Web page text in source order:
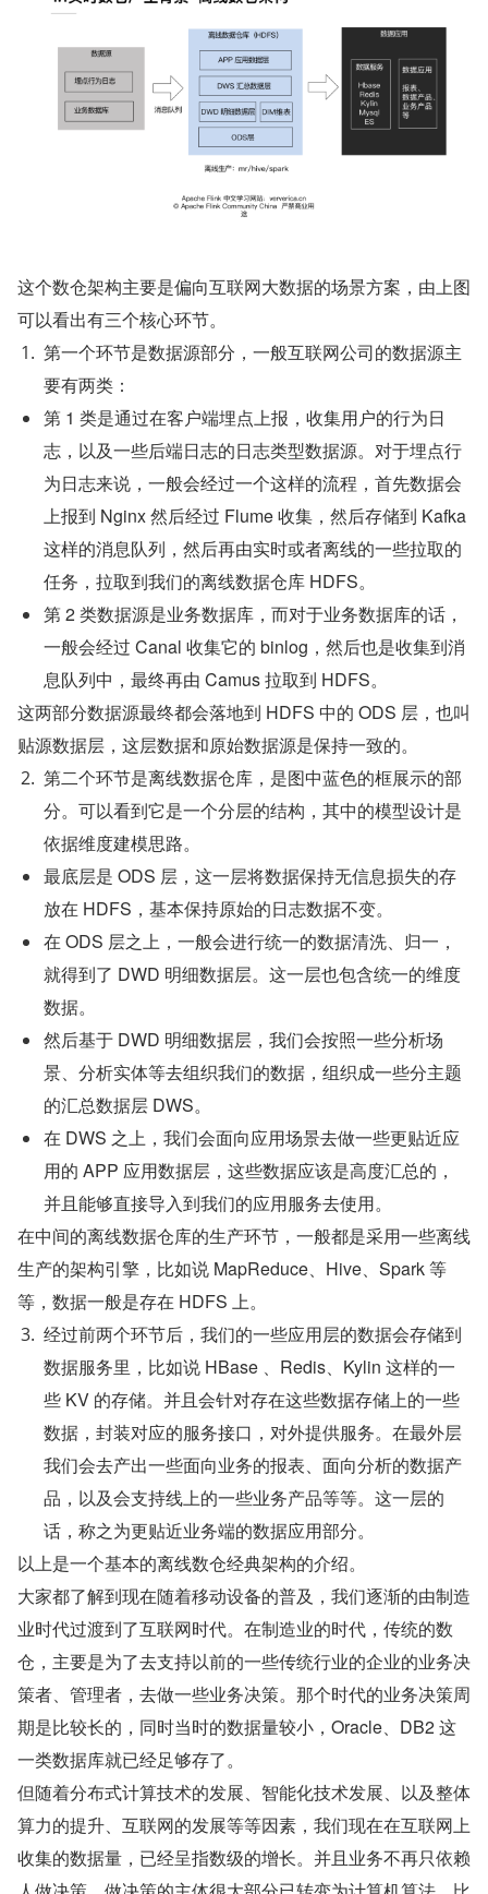
这个数仓架构主要是偏向互联网大数据的场景方案，由上图
可以看出有三个核心环节。
第一个环节是数据源部分，一般互联网公司的数据源主
要有两类：
第 1 类是通过在客户端埋点上报，收集用户的行为日
志，以及一些后端日志的日志类型数据源。对于埋点行
为日志来说，一般会经过一个这样的流程，首先数据会
上报到 Nginx 然后经过 Flume 收集，然后存储到 Kafka
这样的消息队列，然后再由实时或者离线的一些拉取的
任务，拉取到我们的离线数据仓库 HDFS。
第 2 类数据源是业务数据库，而对于业务数据库的话，
一般会经过 Canal 收集它的 binlog，然后也是收集到消
息队列中，最终再由 Camus 拉取到 HDFS。
这两部分数据源最终都会落地到 HDFS 中的 ODS 层，也叫
贴源数据层，这层数据和原始数据源是保持一致的。
第二个环节是离线数据仓库，是图中蓝色的框展示的部
分。可以看到它是一个分层的结构，其中的模型设计是
依据维度建模思路。
最底层是 ODS 层，这一层将数据保持无信息损失的存
放在 HDFS，基本保持原始的日志数据不变。
在 ODS 层之上，一般会进行统一的数据清洗、归一，
就得到了 DWD 明细数据层。这一层也包含统一的维度
数据。
然后基于 DWD 明细数据层，我们会按照一些分析场
景、分析实体等去组织我们的数据，组织成一些分主题
的汇总数据层 DWS。
在 DWS 之上，我们会面向应用场景去做一些更贴近应
用的 APP 应用数据层，这些数据应该是高度汇总的，
并且能够直接导入到我们的应用服务去使用。
在中间的离线数据仓库的生产环节，一般都是采用一些离线
生产的架构引擎，比如说 MapReduce、Hive、Spark 等
等，数据一般是存在 HDFS 上。
经过前两个环节后，我们的一些应用层的数据会存储到
数据服务里，比如说 HBase 、Redis、Kylin 这样的一
些 KV 的存储。并且会针对存在这些数据存储上的一些
数据，封装对应的服务接口，对外提供服务。在最外层
我们会去产出一些面向业务的报表、面向分析的数据产
品，以及会支持线上的一些业务产品等等。这一层的
话，称之为更贴近业务端的数据应用部分。
以上是一个基本的离线数仓经典架构的介绍。
大家都了解到现在随着移动设备的普及，我们逐渐的由制造
业时代过渡到了互联网时代。在制造业的时代，传统的数
仓，主要是为了去支持以前的一些传统行业的企业的业务决
策者、管理者，去做一些业务决策。那个时代的业务决策周
期是比较长的，同时当时的数据量较小，Oracle、DB2 这
一类数据库就已经足够存了。
但随着分布式计算技术的发展、智能化技术发展、以及整体
算力的提升、互联网的发展等等因素，我们现在在互联网上
收集的数据量，已经呈指数级的增长。并且业务不再只依赖